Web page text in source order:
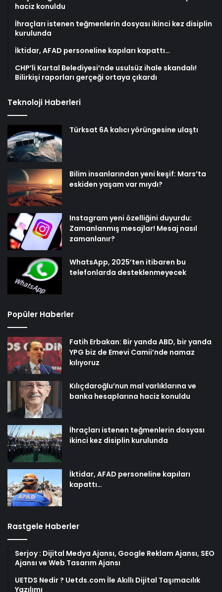
haciz konuldu
İhraçları istenen teğmenlerin dosyası ikinci kez disiplin
kurulunda
İktidar, AFAD personeline kapıları kapattı…
CHP’li Kartal Belediyesi’nde usulsüz ihale skandalı!
Bilirkişi raporları gerçeği ortaya çıkardı
Teknoloji Haberleri
Türksat 6A kalıcı yörüngesine ulaştı
Bilim insanlarından yeni keşif: Mars’ta
eskiden yaşam var mıydı?
Instagram yeni özelliğini duyurdu:
Zamanlanmış mesajlar! Mesaj nasıl
zamanlanır?
WhatsApp, 2025’ten itibaren bu
telefonlarda desteklenmeyecek
Popüler Haberler
Fatih Erbakan: Bir yanda ABD, bir yanda
YPG biz de Emevi Camii’nde namaz
kılıyoruz
Kılıçdaroğlu’nun mal varlıklarına ve
banka hesaplarına haciz konuldu
İhraçları istenen teğmenlerin dosyası
ikinci kez disiplin kurulunda
İktidar, AFAD personeline kapıları
kapattı…
Rastgele Haberler
Serjoy : Dijital Medya Ajansı, Google Reklam Ajansı, SEO
Ajansı ve Web Tasarım Ajansı
UETDS Nedir ? Uetds.com İle Akıllı Dijital Taşımacılık
Yazılımı